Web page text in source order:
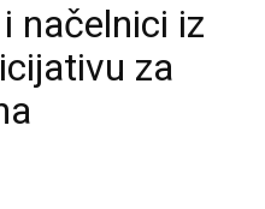
načelnici iz
za